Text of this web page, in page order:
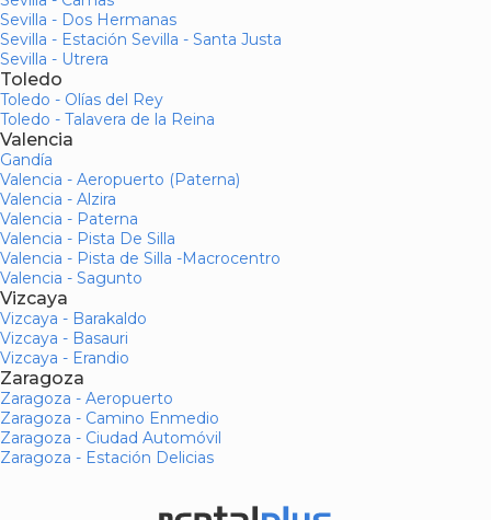
Sevilla - Dos Hermanas
Sevilla - Estación Sevilla - Santa Justa
Sevilla - Utrera
Toledo
Toledo - Olías del Rey
Toledo - Talavera de la Reina
Valencia
Gandía
Valencia - Aeropuerto (Paterna)
Valencia - Alzira
Valencia - Paterna
Valencia - Pista De Silla
Valencia - Pista de Silla -Macrocentro
Valencia - Sagunto
Vizcaya
Vizcaya - Barakaldo
Vizcaya - Basauri
Vizcaya - Erandio
Zaragoza
Zaragoza - Aeropuerto
Zaragoza - Camino Enmedio
Zaragoza - Ciudad Automóvil
Zaragoza - Estación Delicias